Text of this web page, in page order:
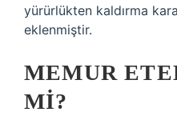
yürürlükten kaldırma
eklenmiştir.
MEMUR
MI?